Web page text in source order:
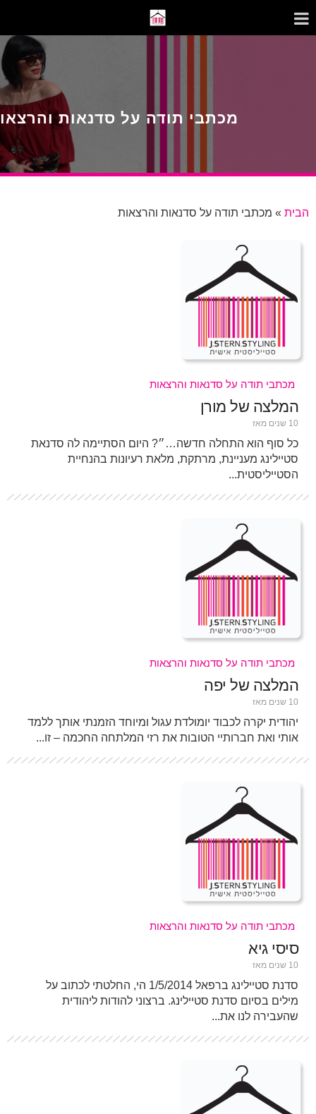
מכתבי תודה על סדנאות
הבית » מכתבי תודה על סדנאות והרצאות
מכתבי תודה על סדנאות והרצאות
המלצה של מורן
10 שנים מאז
כל סוף הוא התחלה חדשה…״? היום הסתיימה לה סדנאת
סטיילינג מעניינת, מרתקת, מלאת רעיונות בהנחיית
הסטייליסטית...
מכתבי תודה על סדנאות והרצאות
המלצה של יפה
10 שנים מאז
יהודית יקרה לכבוד יומולדת עגול ומיוחד הזמנתי אותך ללמד
אותי ואת חברותיי הטובות את רזי המלתחה החכמה – זו...
מכתבי תודה על סדנאות והרצאות
סיסי גיא
10 שנים מאז
סדנת סטיילינג ברפאל 1/5/2014 הי, החלטתי לכתוב על
מילים בסיום סדנת סטיילינג. ברצוני להודות ליהודית
שהעבירה לנו את...